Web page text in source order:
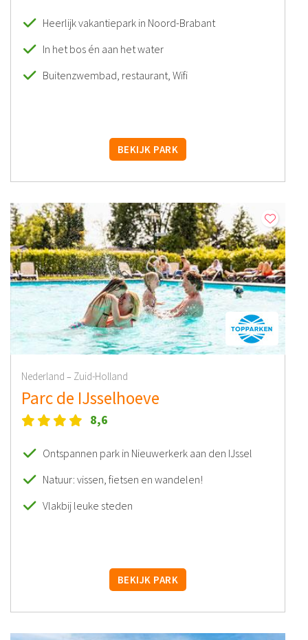
Heerlijk vakantiepark in Noord-Brabant
In het bos én aan het water
Buitenzwembad, restaurant, Wifi
BEKIJK PARK
Nederland – Zuid-Holland
Parc de IJsselhoeve
8,6
Ontspannen park in Nieuwerkerk aan den IJssel
Natuur: vissen, fietsen en wandelen!
Vlakbij leuke steden
BEKIJK PARK